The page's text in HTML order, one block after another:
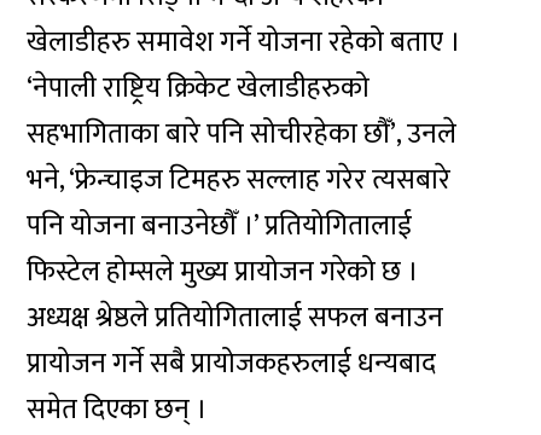
खेलाडीहरु समावेश गर्ने योजना रहेको बताए ।
‘नेपाली राष्ट्रिय क्रिकेट खेलाडीहरुको
सहभागिताका बारे पनि सोचीरहेका छौँ’, उनले
भने, ‘फ्रेन्चाइज टिमहरु सल्लाह गरेर त्यसबारे
पनि योजना बनाउनेछौँ ।’ प्रतियोगितालाई
फिस्टेल होम्सले मुख्य प्रायोजन गरेको छ ।
अध्यक्ष श्रेष्ठले प्रतियोगितालाई सफल बनाउन
प्रायोजन गर्ने सबै प्रायोजकहरुलाई धन्यबाद
समेत दिएका छन् ।